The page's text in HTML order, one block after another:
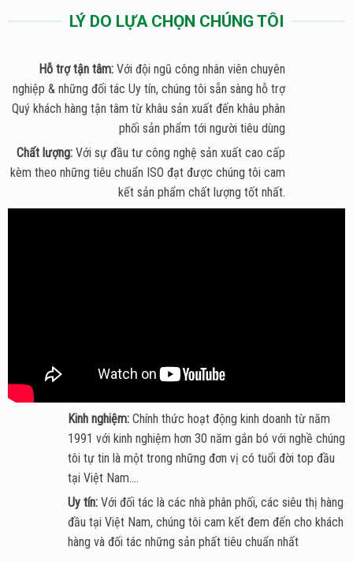
LÝ DO LỰA CHỌN CHÚNG TÔI
Hỗ trợ tận tâm: Với đội ngũ công nhân viên chuyên
nghiệp & những đối tác Uy tín, chúng tôi sẵn sàng hỗ trợ
Quý khách hàng tận tâm từ khâu sản xuất đến khâu phân
phối sản phẩm tới người tiêu dùng
Chất lượng: Với sự đầu tư công nghệ sản xuất cao cấp
kèm theo những tiêu chuẩn ISO đạt được chúng tôi cam
kết sản phẩm chất lượng tốt nhất.
Kinh nghiệm: Chính thức hoạt động kinh doanh từ năm
1991 với kinh nghiệm hơn 30 năm gắn bó với nghề chúng
tôi tự tin là một trong những đơn vị có tuổi đời top đầu
tại Việt Nam....
Uy tín: Với đối tác là các nhà phân phối, các siêu thị hàng
đầu tại Việt Nam, chúng tôi cam kết đem đến cho khách
hàng và đối tác những sản phất tiêu chuẩn nhất